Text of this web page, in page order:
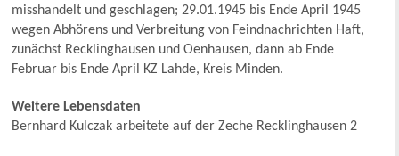
misshandelt und geschlagen; 29.01.1945 bis Ende April 1945
wegen Abhörens und Verbreitung von Feindnachrichten Haft,
zunächst Recklinghausen und Oenhausen, dann ab Ende
Februar bis Ende April KZ Lahde, Kreis Minden.
Weitere Lebensdaten
Bernhard Kulczak arbeitete auf der Zeche Recklinghausen 2